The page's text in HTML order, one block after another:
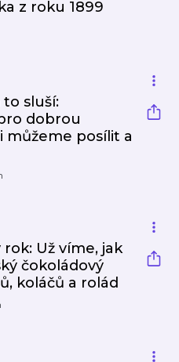
z roku 1899
sluší:
dobrou
můžeme posílit a
Už víme, jak
čokoládový
koláčů a rolád